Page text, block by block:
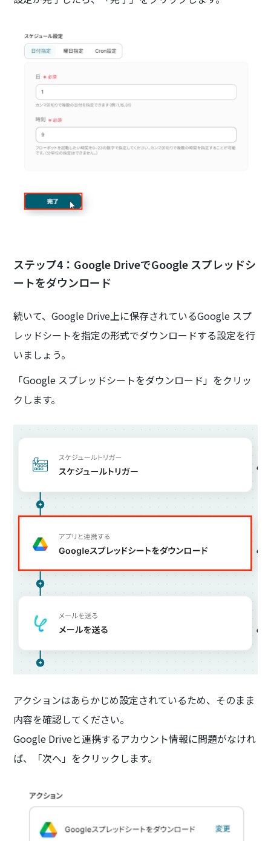
ステップ4：Google DriveでGoogle スプレッドシ
ートをダウンロード
続いて、Google Drive上に保存されているGoogle スプ
レッドシートを指定の形式でダウンロードする設定を行
いましょう。
「Google スプレッドシートをダウンロード」をクリッ
クします。
アクションはあらかじめ設定されているため、そのまま
内容を確認してください。
Google Driveと連携するアカウント情報に問題がなけれ
ば、「次へ」をクリックします。